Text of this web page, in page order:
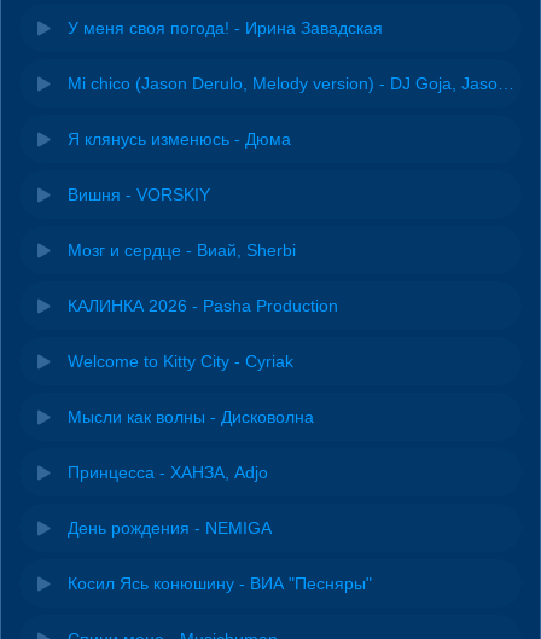
У меня своя погода! - Ирина Завадская
Я клянусь изменюсь - Дюма
Вишня - VORSKIY
Мозг и сердце - Виай, Sherbi
КАЛИНКА 2026 - Pasha Production
Welcome to Kitty City - Cyriak
Мысли как волны - Дисковолна
Принцесса - ХАНЗА, Adjo
День рождения - NEMIGA
Косил Ясь конюшину - ВИА "Песняры"